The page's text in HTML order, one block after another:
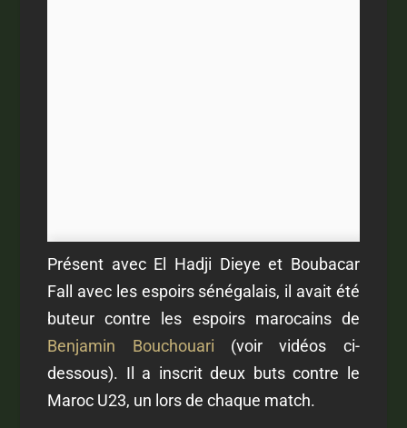
Présent avec El Hadji Dieye et Boubacar
Fall avec les espoirs sénégalais, il avait été
buteur contre les espoirs marocains de
Benjamin Bouchouari (voir vidéos ci-
dessous). Il a inscrit deux buts contre le
Maroc U23, un lors de chaque match.